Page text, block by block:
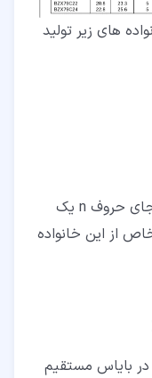
های زیر تولید
که در آن ها در مدل های متفاوت به جای حروف n یک
از این خانواده
در بایاس مستقیم